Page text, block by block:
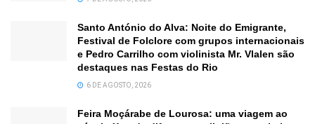
Santo António do Alva: Noite do Emigrante,
Festival de Folclore com grupos internacionais
e Pedro Carrilho com violinista Mr. Vlalen são
destaques nas Festas do Rio
6 DE AGOSTO, 2026
Feira Moçárabe de Lourosa: uma viagem ao